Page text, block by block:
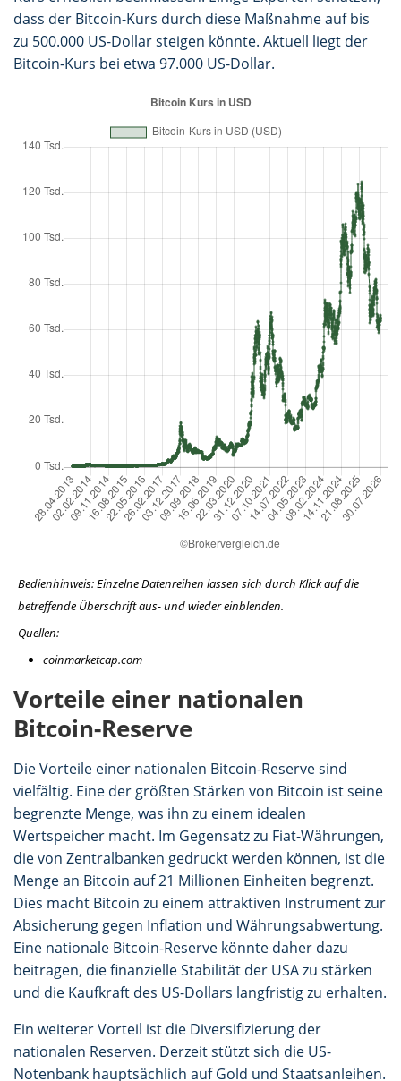
dass der Bitcoin-Kurs durch diese Maßnahme auf bis
zu 500.000 US-Dollar steigen könnte. Aktuell liegt der
Bitcoin-Kurs bei etwa 97.000 US-Dollar.
Bedienhinweis: Einzelne Datenreihen lassen sich durch Klick auf die
betreffende Überschrift aus- und wieder einblenden.
Quellen:
coinmarketcap.com
Vorteile einer nationalen
Bitcoin-Reserve
Die Vorteile einer nationalen Bitcoin-Reserve sind
vielfältig. Eine der größten Stärken von Bitcoin ist seine
begrenzte Menge, was ihn zu einem idealen
Wertspeicher macht. Im Gegensatz zu Fiat-Währungen,
die von Zentralbanken gedruckt werden können, ist die
Menge an Bitcoin auf 21 Millionen Einheiten begrenzt.
Dies macht Bitcoin zu einem attraktiven Instrument zur
Absicherung gegen Inflation und Währungsabwertung.
Eine nationale Bitcoin-Reserve könnte daher dazu
beitragen, die finanzielle Stabilität der USA zu stärken
und die Kaufkraft des US-Dollars langfristig zu erhalten.
Ein weiterer Vorteil ist die Diversifizierung der
nationalen Reserven. Derzeit stützt sich die US-
Notenbank hauptsächlich auf Gold und Staatsanleihen.